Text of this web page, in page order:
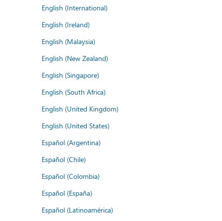
English (International)
English (Ireland)
English (Malaysia)
English (New Zealand)
English (Singapore)
English (South Africa)
English (United Kingdom)
English (United States)
Español (Argentina)
Español (Chile)
Español (Colombia)
Español (España)
Español (Latinoamérica)